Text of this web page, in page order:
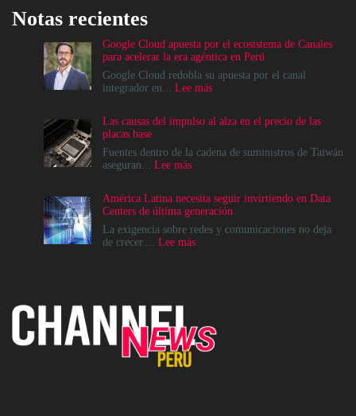
Notas recientes
Google Cloud apuesta por el ecosistema de Canales
para acelerar la era agéntica en Perú
Google Cloud redobla su apuesta por el canal
integrador en... Lee más:
apuesta
el
para
acelerar
la
era
Las causas del impulso al alza en el precio de las
placas base
Fuentes dentro de la cadena de suministros de Taiwán
aseguran... Lee más:
del
impulso
al
alza
base
América Latina necesita seguir invirtiendo en Data
Centers de última generación
La exigencia sobre redes y comunicaciones no deja
de crecer.... Lee más:
Data
Centers
de